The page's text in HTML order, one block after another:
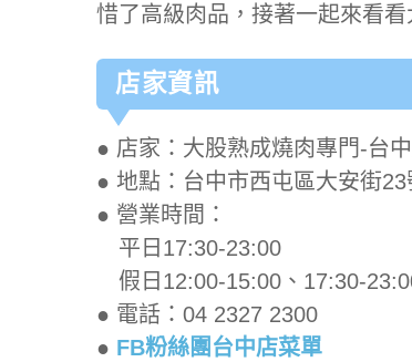
惜了高級肉品，接著一起來看
店家資訊
● 店家：大股熟成燒肉專門-台
● 地點：台中市西屯區大安街23
● 營業時間：
平日17:30-23:00
假日12:00-15:00、17:30-
● 電話：04 2327 2300
● FB粉絲團台中店菜單